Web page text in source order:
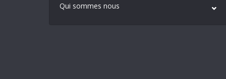
Qui sommes nous